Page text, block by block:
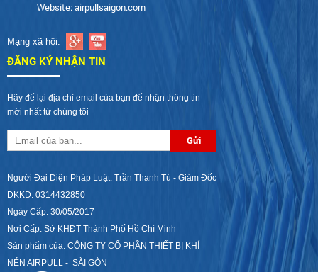
Website: airpullsaigon.com
Mạng xã hội:
ĐĂNG KÝ NHẬN TIN
Hãy để lại địa chỉ email của bạn để nhận thông tin
mới nhất từ chúng tôi
Người Đại Diện Pháp Luật: Trần Thanh Tú - Giám Đốc
DKKD: 0314432850
Ngày Cấp: 30/05/2017
Nơi Cấp: Sở KHĐT Thành Phố Hồ Chí Minh
Sản phẩm của: CÔNG TY CỔ PHẦN THIẾT BỊ KHÍ
NÉN AIRPULL - SÀI GÒN